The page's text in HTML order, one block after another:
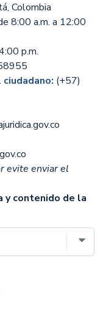
Colombia
8:00 a.m. a 12:00
p.m.
(+57)
evite enviar el
y contenido de la